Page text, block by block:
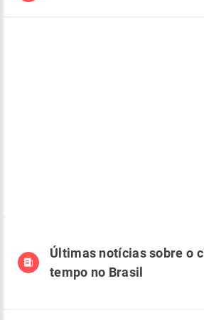
Últimas notícias sobre o
tempo no Brasil